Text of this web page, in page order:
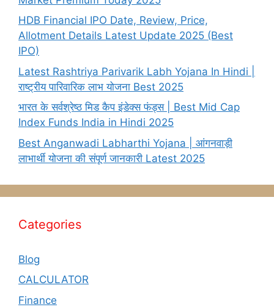
HDB Financial IPO Date, Review, Price,
Allotment Details Latest Update 2025 (Best
IPO)
Latest Rashtriya Parivarik Labh Yojana In Hindi |
राष्ट्रीय पारिवारिक लाभ योजना Best 2025
भारत के सर्वश्रेष्ठ मिड कैप इंडेक्स फंड्स | Best Mid Cap
Index Funds India in Hindi 2025
Best Anganwadi Labharthi Yojana | आंगनवाड़ी
लाभार्थी योजना की संपूर्ण जानकारी Latest 2025
Categories
Blog
CALCULATOR
Finance